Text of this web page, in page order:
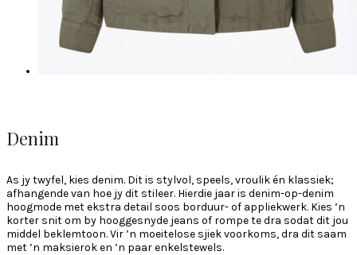
Denim
As jy twyfel, kies denim. Dit is stylvol, speels, vroulik én klassiek;
afhangende van hoe jy dit stileer. Hierdie jaar is denim-op-denim
hoogmode met ekstra detail soos borduur- of appliekwerk. Kies ’n
korter snit om by hooggesnyde jeans of rompe te dra sodat dit jou
middel beklemtoon. Vir ’n moeitelose sjiek voorkoms, dra dit saam
met ’n maksierok en ’n paar enkelstewels.